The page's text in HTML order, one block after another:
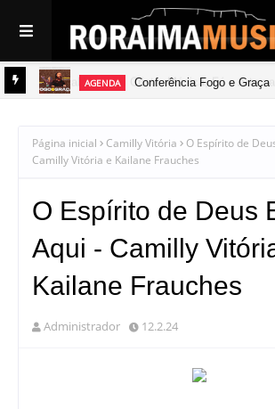
AGENDA
Festival Viva em Cristo: Música, Fé e Arte
AGENDA
Conferência Fogo e Graça
Página inicial Camilly Vitória
O Espírito de
Camilly Vitória e Kailane Frauches
O Espírito de Deus
Aqui - Camilly
Kailane Frauches
Administrador 12.2.24